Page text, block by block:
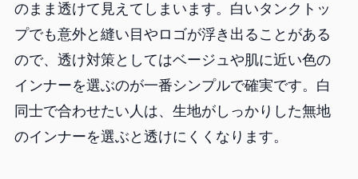
のまま透けて見えてしまいます。白いタンクトッ
プでも意外と縫い目やロゴが浮き出ることがある
ので、透け対策としてはベージュや肌に近い色の
インナーを選ぶのが一番シンプルで確実です。白
同士で合わせたい人は、生地がしっかりした無地
のインナーを選ぶと透けにくくなります。